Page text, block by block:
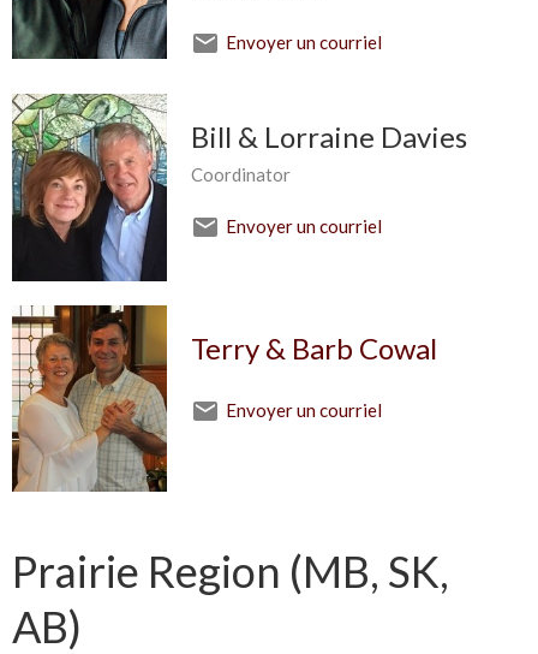
Envoyer un courriel
Bill & Lorraine Davies
Coordinator
Envoyer un courriel
Terry & Barb Cowal
Envoyer un courriel
Prairie Region (MB, SK,
AB)